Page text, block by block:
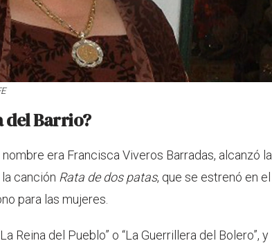
del Barrio?
era Francisca Viveros Barradas, alcanzó la
canción Rata de dos patas, que se estrenó en el
para las mujeres.
Reina del Pueblo” o “La Guerrillera del Bolero”, y